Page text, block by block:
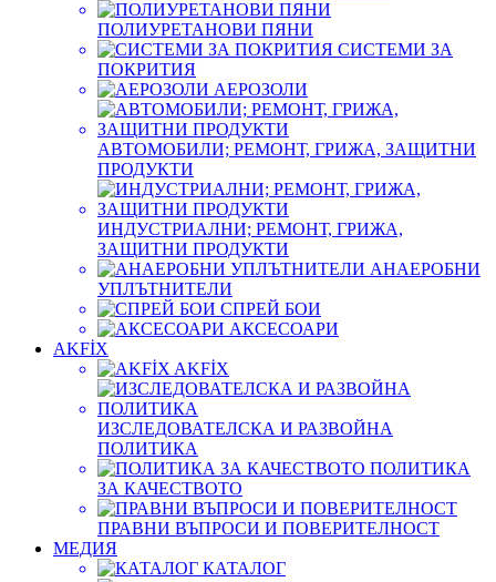
ПОЛИУРЕТАНОВИ ПЯНИ
СИСТЕМИ ЗА
ПОКРИТИЯ
АЕРОЗОЛИ
АВТОМОБИЛИ; РЕМОНТ, ГРИЖА, ЗАЩИТНИ
ПРОДУКТИ
ИНДУСТРИАЛНИ; РЕМОНТ, ГРИЖА,
ЗАЩИТНИ ПРОДУКТИ
АНАЕРОБНИ
УПЛЪТНИТЕЛИ
СПРЕЙ БОИ
АКСЕСОАРИ
AKFİX
AKFİX
ИЗСЛЕДОВАТЕЛСКА И РАЗВОЙНА
ПОЛИТИКА
ПОЛИТИКА
ЗА КАЧЕСТВОТО
ПРАВНИ ВЪПРОСИ И ПОВЕРИТЕЛНОСТ
МЕДИЯ
КАТАЛОГ